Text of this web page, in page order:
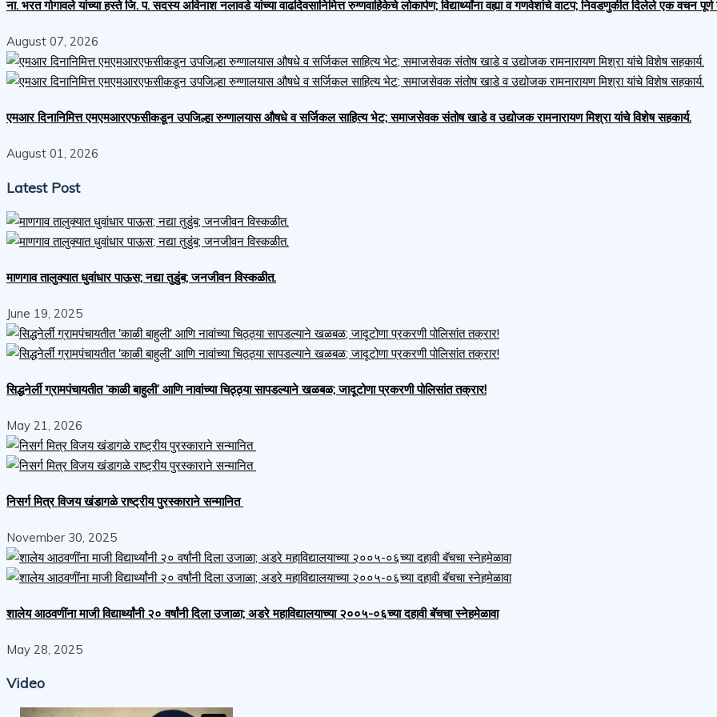
ना. भरत गोगावले यांच्या हस्ते जि. प. सदस्य अविनाश नलावडे यांच्या वाढदिवसानिमित्त रुग्णवाहिकेचे लोकार्पण; विद्यार्थ्यांना वह्या व गणवेशांचे वाटप; निवडणुकीत दिलेले एक वचन
August 07, 2026
एमआर दिनानिमित्त एमएमआरएफसीकडून उपजिल्हा रुग्णालयास औषधे व सर्जिकल साहित्य भेट; समाजसेवक संतोष खाडे व उद्योजक रामनारायण मिश्रा यांचे विशेष सहकार्य.
August 01, 2026
Latest Post
माणगाव तालुक्यात धुवांधार पाऊस; नद्या तुडुंब; जनजीवन विस्कळीत.
June 19, 2025
सिद्धनेर्ली ग्रामपंचायतीत ‘काळी बाहुली’ आणि नावांच्या चिठ्ठ्या सापडल्याने खळबळ; जादूटोणा प्रकरणी पोलिसांत तक्रार!
May 21, 2026
निसर्ग मित्र विजय खंडागळे राष्ट्रीय पुरस्काराने सन्मानित
November 30, 2025
शालेय आठवणींना माजी विद्यार्थ्यांनी २० वर्षांनी दिला उजाळा; अडरे महाविद्यालयाच्या २००५-०६च्या दहावी बॅचचा स्नेहमेळावा
May 28, 2025
Video